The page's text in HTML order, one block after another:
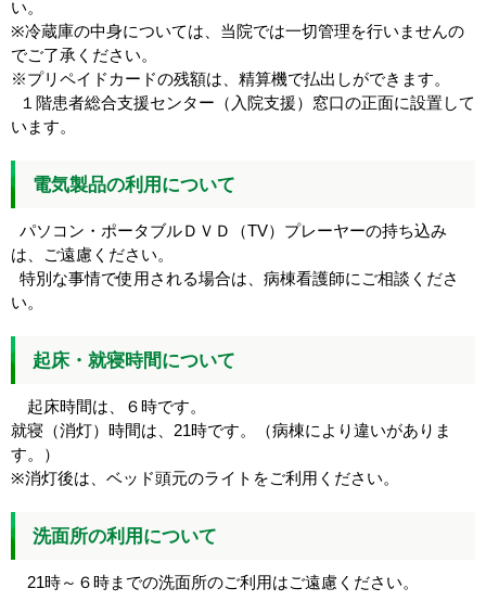
い。
※冷蔵庫の中身については、当院では一切管理を行いませんの
でご了承ください。
※プリペイドカードの残額は、精算機で払出しができます。
１階患者総合支援センター（入院支援）窓口の正面に設置して
います。
電気製品の利用について
パソコン・ポータブルＤＶＤ（TV）プレーヤーの持ち込み
は、ご遠慮ください。
特別な事情で使用される場合は、病棟看護師にご相談くださ
い。
起床・就寝時間について
起床時間は、６時です。
就寝（消灯）時間は、21時です。（病棟により違いがありま
す。）
※消灯後は、ベッド頭元のライトをご利用ください。
洗面所の利用について
21時～６時までの洗面所のご利用はご遠慮ください。